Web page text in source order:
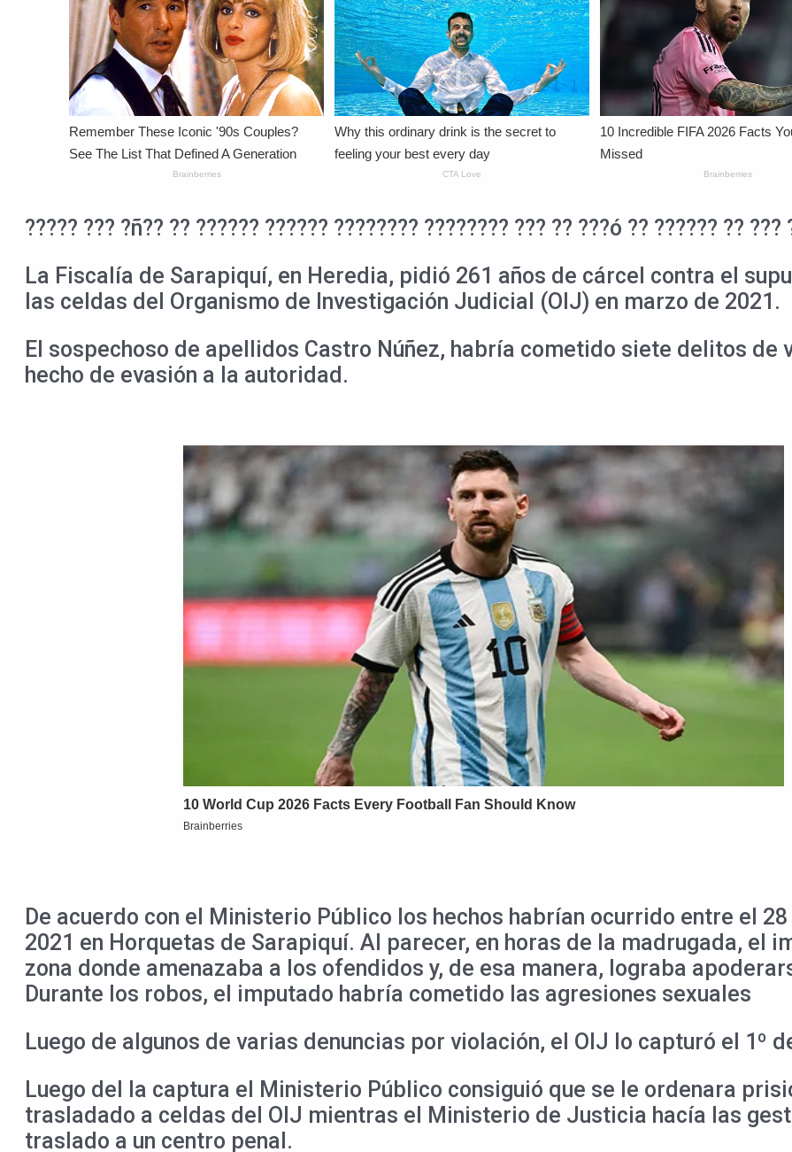
????? ??? ?ñ?? ?? ?????? ?????? ???????? ???????? ??? ?? ???ó ?? ?????? ?? ???
La Fiscalía de Sarapiquí, en Heredia, pidió 261 años de cárcel contra el
las celdas del Organismo de Investigación Judicial (OIJ) en marzo de 2021.
El sospechoso de apellidos Castro Núñez, habría cometido siete delitos de
hecho de evasión a la autoridad.
De acuerdo con el Ministerio Público los hechos habrían ocurrido entre el
2021 en Horquetas de Sarapiquí. Al parecer, en horas de la madrugada, el
zona donde amenazaba a los ofendidos y, de esa manera, lograba
Durante los robos, el imputado habría cometido las agresiones sexuales
Luego de algunos de varias denuncias por violación, el OIJ lo capturó el 1º
Luego del la captura el Ministerio Público consiguió que se le ordenara
trasladado a celdas del OIJ mientras el Ministerio de Justicia hacía las
traslado a un centro penal.